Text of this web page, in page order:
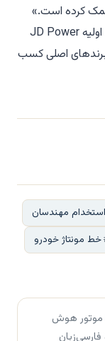
کمک کرده است.»
این خودروساز همچنین در نظرسنجی کیفیت اولیه JD Power
برندهای اصلی کسب
استخدام مهندسان
خط مونتاژ خودرو
موتور هوش